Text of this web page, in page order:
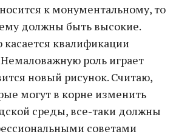
к монументальному, то
должны быть высокие.
касается квалификации
роль играет
новый рисунок. Считаю,
могут в корне изменить
среды, все-таки должны
советами